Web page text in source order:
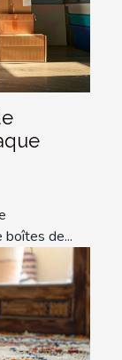
boîtes de...